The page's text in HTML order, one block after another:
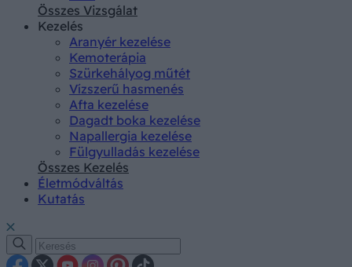
Összes Vizsgálat
Kezelés
Aranyér kezelése
Kemoterápia
Szürkehályog műtét
Vízszerű hasmenés
Afta kezelése
Dagadt boka kezelése
Napallergia kezelése
Fülgyulladás kezelése
Összes Kezelés
Életmódváltás
Kutatás